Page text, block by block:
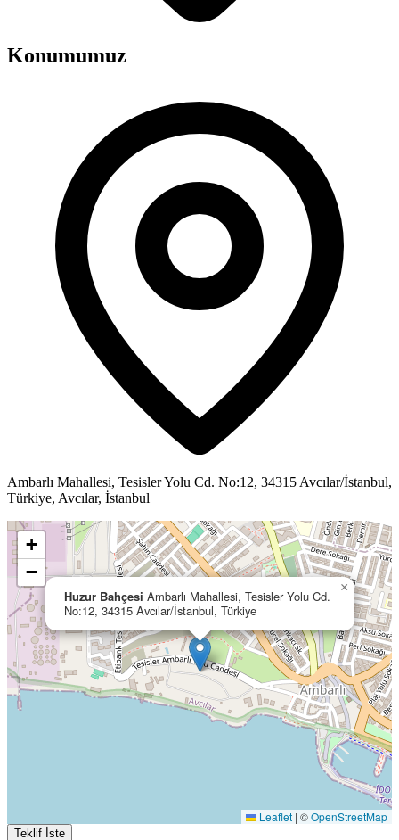
Konumumuz
Ambarlı Mahallesi, Tesisler Yolu Cd. No:12, 34315 Avcılar/İstanbul,
Türkiye, Avcılar, İstanbul
Huzur Bahçesi Ambarlı Mahallesi, Tesisler Yolu Cd.
No:12, 34315 Avcılar/İstanbul, Türkiye
×
+
−
Leaflet | ©OpenStreetMap
Teklif İste